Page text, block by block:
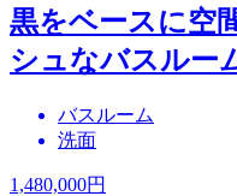
黒をベースに空
シュなバスルー
バスルーム
洗面
1,480,000円